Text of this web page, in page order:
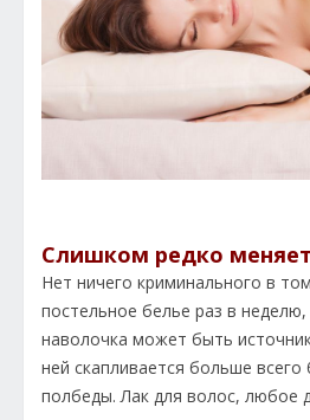
Слишком редко
Нет ничего криминального в
постельное белье раз в
наволочка может быть
ней скапливается больше
полбеды. Лак для волос, любое